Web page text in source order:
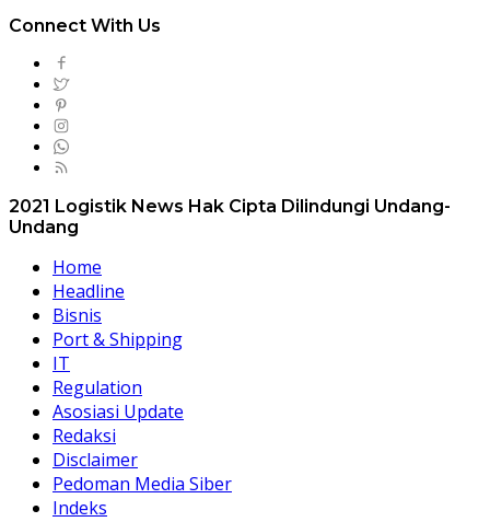
Connect With Us
2021 Logistik News Hak Cipta Dilindungi Undang-
Undang
Home
Headline
Bisnis
Port & Shipping
IT
Regulation
Asosiasi Update
Redaksi
Disclaimer
Pedoman Media Siber
Indeks